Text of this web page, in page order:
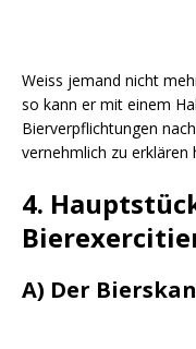
Weiss jemand nicht
so kann er mit einem
Bierverpflichtungen
vernehmlich zu erklären
4.
A) Der